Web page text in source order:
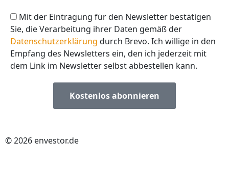
Mit der Eintragung für den Newsletter bestätigen
Sie, die Verarbeitung ihrer Daten gemäß der
Datenschutzerklärung durch Brevo. Ich willige in den
Empfang des Newsletters ein, den ich jederzeit mit
dem Link im Newsletter selbst abbestellen kann.
Kostenlos abonnieren
© 2026 envestor.de